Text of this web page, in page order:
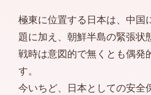
極東に位置する日本は、中国
題に加え、朝鮮半島の緊張状
戦時は意図的で無くとも偶発
す。
今いちど、日本としての安全